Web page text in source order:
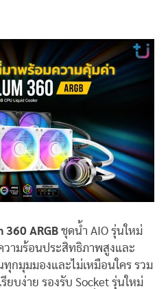
360 ARGB ชุดน้ำ AIO รุ่นใหม่
วามร้อนประสิทธิภาพสูงและ
กมุมมองและไม่เหมือนใคร รวม
ยบง่าย รองรับ Socket รุ่นใหม่